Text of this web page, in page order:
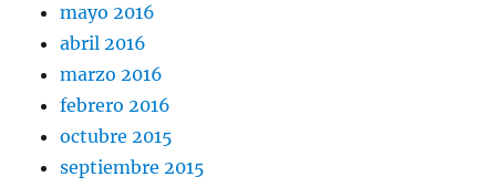
mayo 2016
abril 2016
marzo 2016
febrero 2016
octubre 2015
septiembre 2015